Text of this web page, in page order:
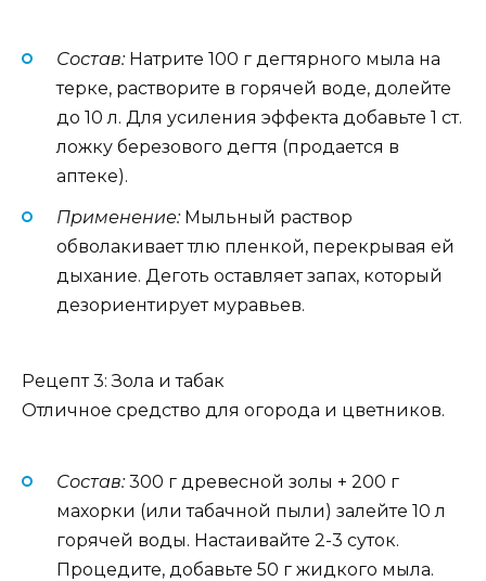
Состав:Натрите 100 г дегтярного мыла на
терке, растворите в горячей воде, долейте
до 10 л. Для усиления эффекта добавьте 1 ст.
ложку березового дегтя (продается в
аптеке).
Применение:Мыльный раствор
обволакивает тлю пленкой, перекрывая ей
дыхание. Деготь оставляет запах, который
дезориентирует муравьев.
Рецепт 3: Зола и табак
Отличное средство для огорода и цветников.
Состав:300 г древесной золы + 200 г
махорки (или табачной пыли) залейте 10 л
горячей воды. Настаивайте 2-3 суток.
Процедите, добавьте 50 г жидкого мыла.